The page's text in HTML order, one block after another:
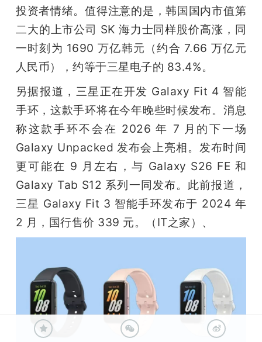
投资者情绪。值得注意的是，韩国国内市值第
二大的上市公司 SK 海力士同样股价高涨，同
一时刻为 1690 万亿韩元（约合 7.66 万亿元
人民币），约等于三星电子的 83.4%。
另据报道，三星正在开发 Galaxy Fit 4 智能
手环，这款手环将在今年晚些时候发布。消息
称这款手环不会在 2026 年 7 月的下一场
Galaxy Unpacked 发布会上亮相。发布时间
更可能在 9 月左右，与 Galaxy S26 FE 和
Galaxy Tab S12 系列一同发布。此前报道，
三星 Galaxy Fit 3 智能手环发布于 2024 年
2 月，国行售价 339 元。（IT之家）、